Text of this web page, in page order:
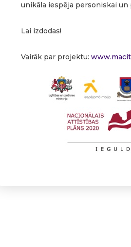
unikāla iespēja personiskai un
Lai izdodas!
Vairāk par projektu: